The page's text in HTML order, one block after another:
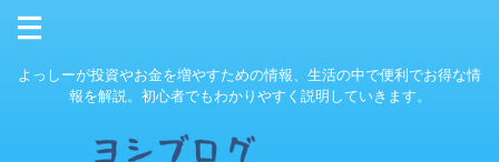
よっしーが投資やお金を増やすための情報、生活の中で便利でお得な情
報を解説。初心者でもわかりやすく説明していきます。